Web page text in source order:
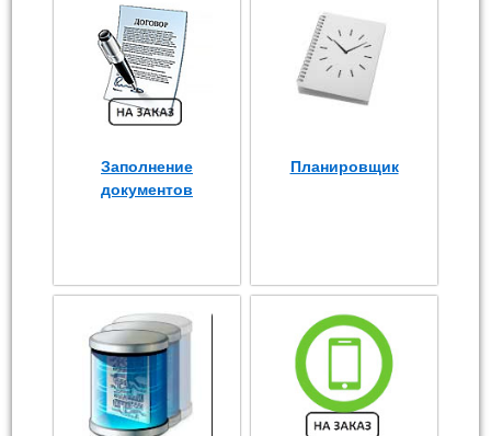
Заполнение
документов
Планировщик